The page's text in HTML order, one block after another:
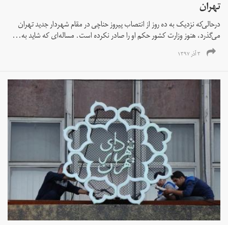
تهران
در‌حالی‌که نزدیک به ده روز از انتصاب پیروز حناچی در مقام شهردار جدید تهران
می‌گذرد، هنوز وزارت کشور حکم او را صادر نکرده است. مساله‌ای که شاید به...
۳ آذر ۱۳۹۷